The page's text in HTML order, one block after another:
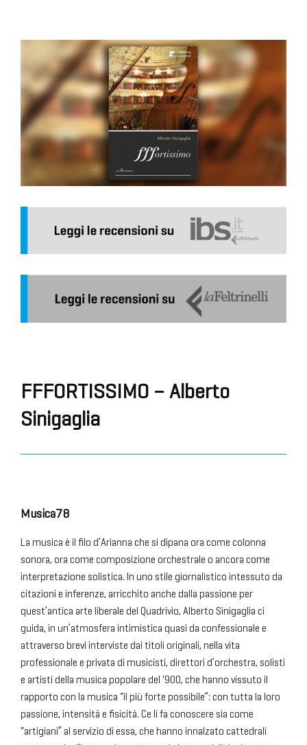
FFFORTISSIMO – Alberto
Sinigaglia
Musica78
La musica è il filo d’Arianna che si dipana ora come colonna
sonora, ora come composizione orchestrale o ancora come
interpretazione solistica. In uno stile giornalistico intessuto da
citazioni e inferenze, arricchito anche dalla passione per
quest’antica arte liberale del Quadrivio, Alberto Sinigaglia ci
guida, in un’atmosfera intimistica quasi da confessionale e
attraverso brevi interviste dai titoli originali, nella vita
professionale e privata di musicisti, direttori d’orchestra, solisti
e artisti della musica popolare del ‘900, che hanno vissuto il
rapporto con la musica “il più forte possibile”: con tutta la loro
passione, intensità e fisicità. Ce li fa conoscere sia come
“artigiani” al servizio di essa, che hanno innalzato cattedrali